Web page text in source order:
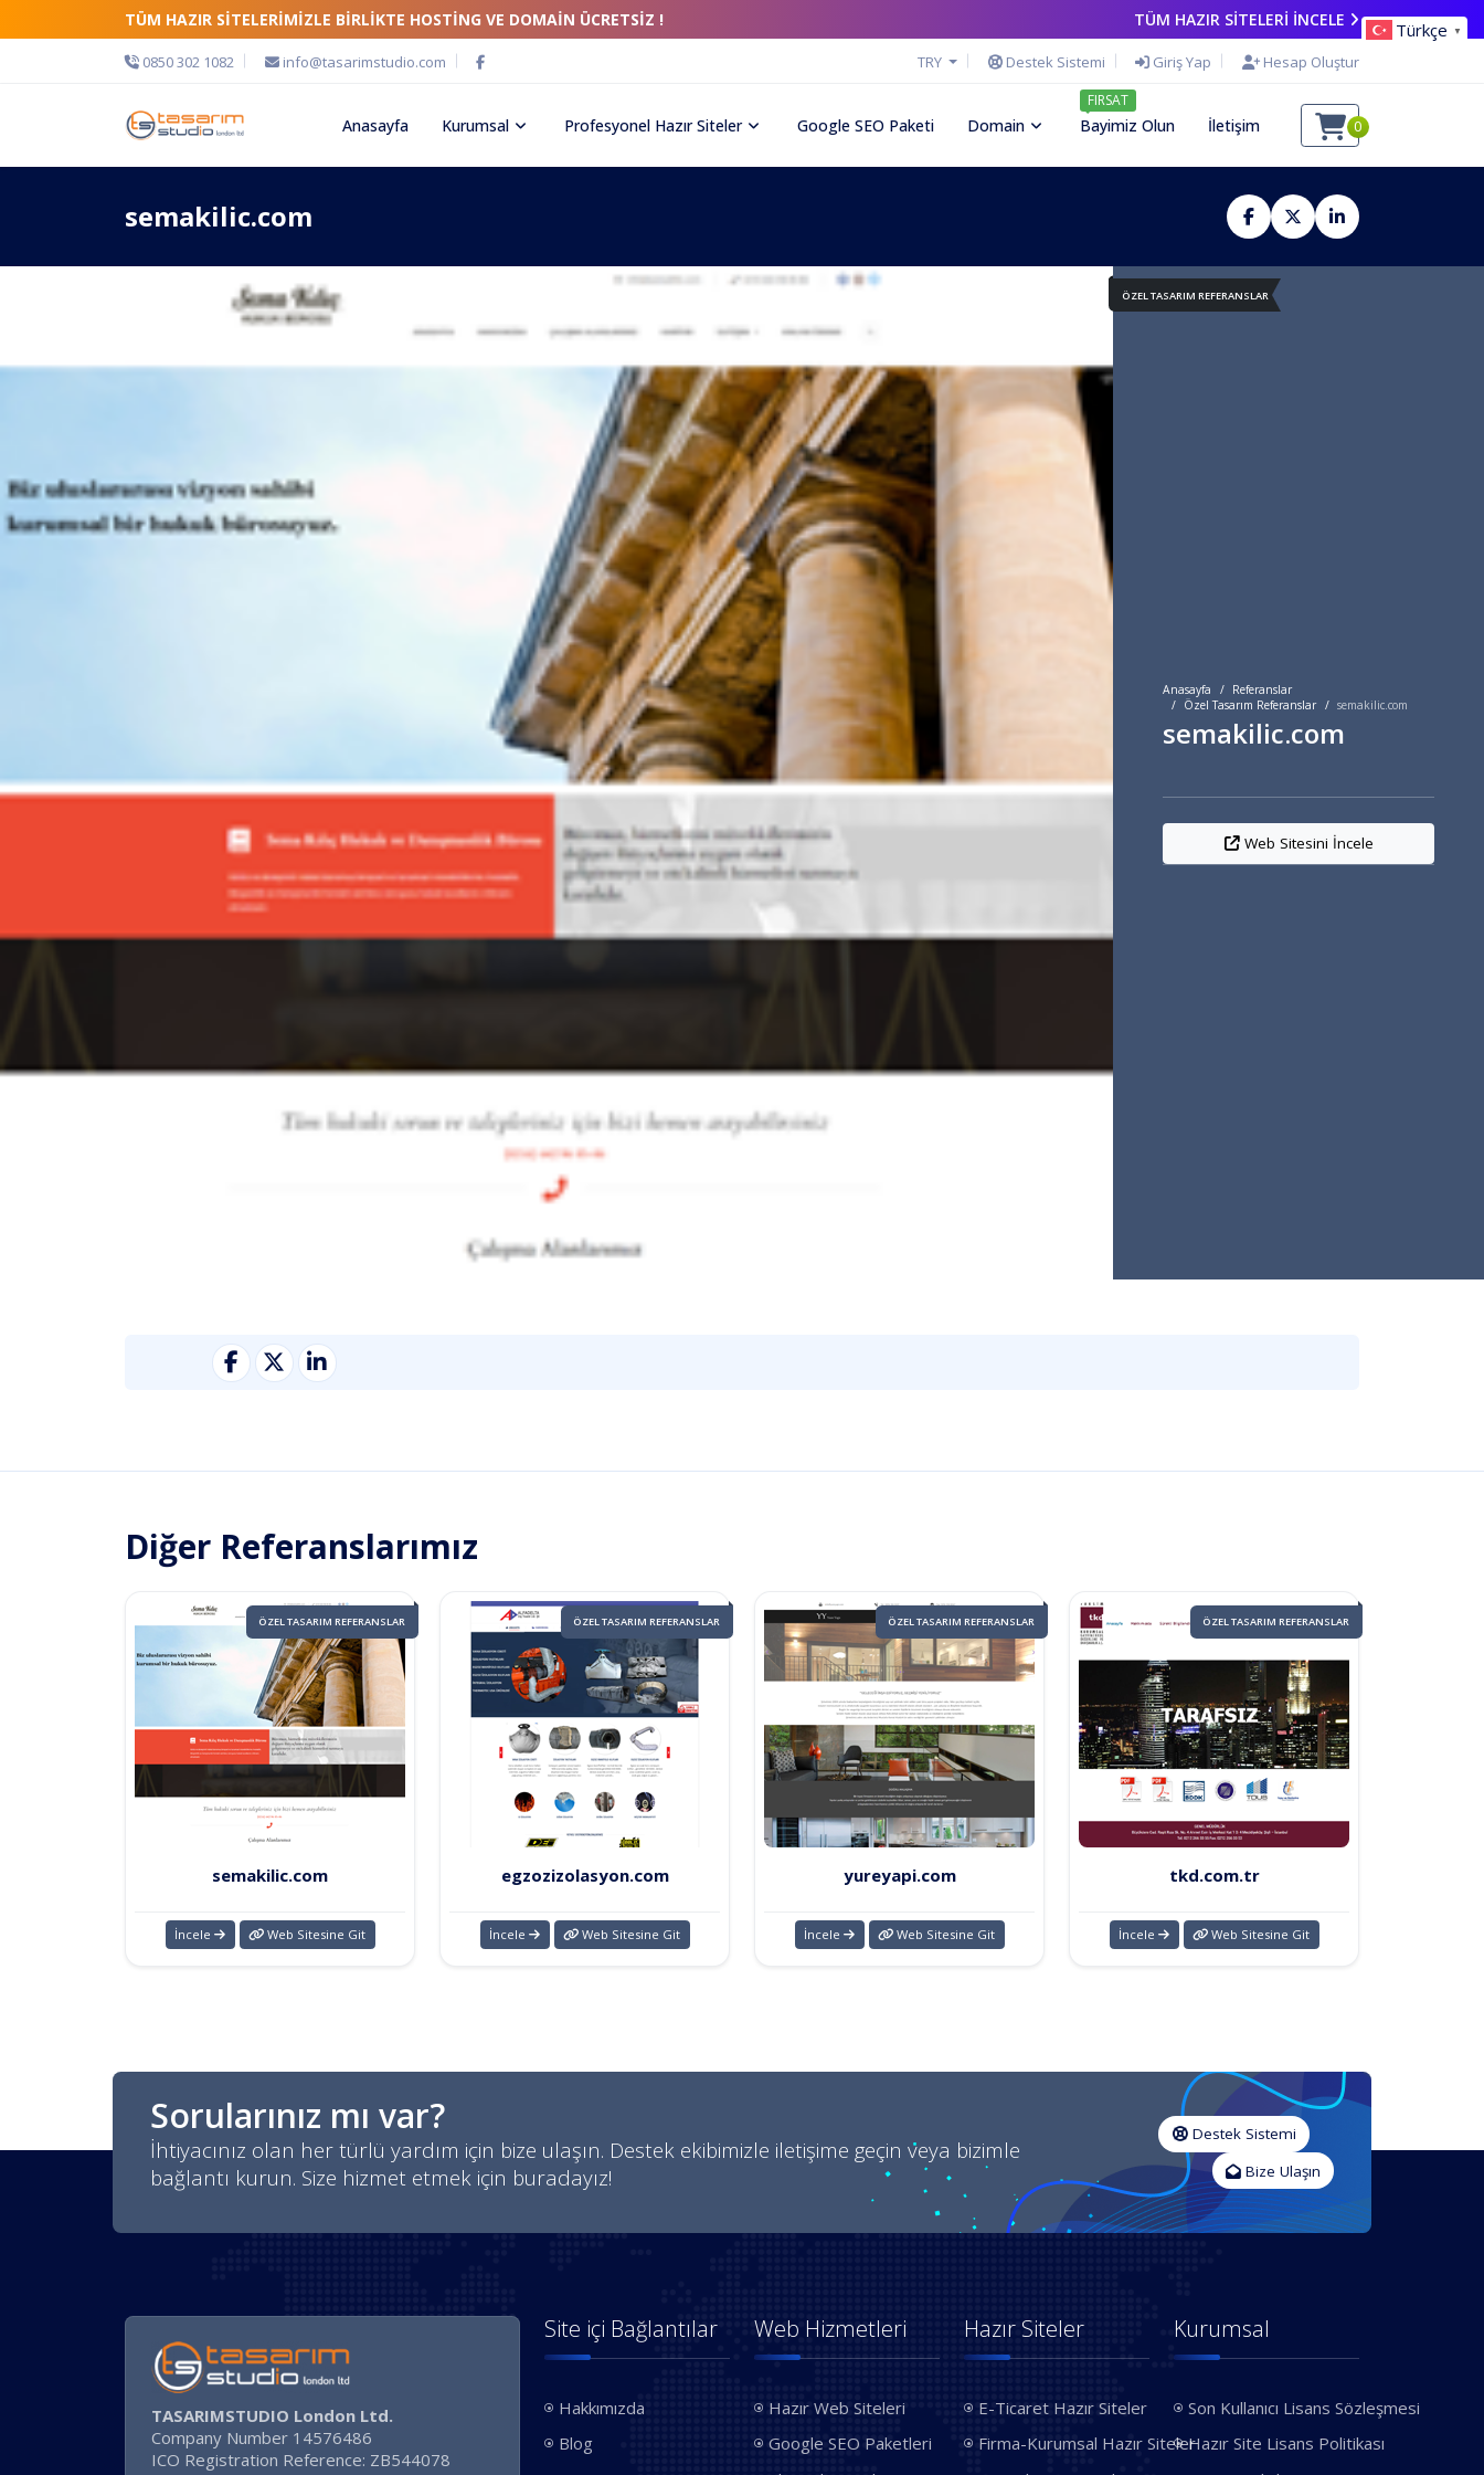
TÜM HAZIR SİTELERİMİZLE BİRLİKTE HOSTİNG VE DOMAİN ÜCRETSİZ ! TÜM HAZIR SİTELERİ İNCELE
0850 302 1082 info@tasarimstudio.com TRY Destek Sistemi Giriş Yap Hesap Oluştur
Anasayfa Kurumsal Profesyonel Hazır Siteler Google SEO Paketi Domain
FIRSAT
Bayimiz Olun İletişim 0
semakilic.com
Anasayfa
Referanslar
Özel Tasarım Referanslar
semakilic.com
semakilic.com
ÖZEL TASARIM REFERANSLAR
Web Sitesini İncele
Diğer Referanslarımız
semakilic.com
ÖZEL TASARIM REFERANSLAR
İncele Web Sitesine Git
egzozizolasyon.com
ÖZEL TASARIM REFERANSLAR
İncele Web Sitesine Git
yureyapi.com
ÖZEL TASARIM REFERANSLAR
İncele Web Sitesine Git
tkd.com.tr
ÖZEL TASARIM REFERANSLAR
İncele Web Sitesine Git
Sorularınız mı var?
İhtiyacınız olan her türlü yardım için bize ulaşın. Destek ekibimizle iletişime geçin veya bizimle
bağlantı kurun. Size hizmet etmek için buradayız!
Destek Sistemi
Bize Ulaşın
TASARIMSTUDIO London Ltd.
Company Number 14576486
ICO Registration Reference: ZB544078
Site içi Bağlantılar
Hakkımızda
Blog
Web Hizmetleri
Hazır Web Siteleri
Google SEO Paketleri
Hazır Siteler
E-Ticaret Hazır Siteler
Firma-Kurumsal Hazır Siteler
Kurumsal
Son Kullanıcı Lisans Sözleşmesi
Hazır Site Lisans Politikası
Türkçe ▼